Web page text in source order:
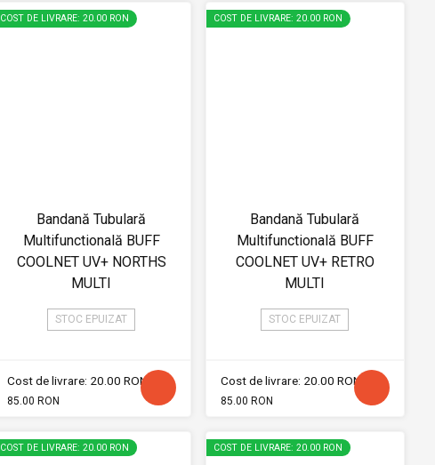
COST DE LIVRARE: 20.00 RON
Bandană Tubulară
Multifunctională BUFF
COOLNET UV+ NORTHS
MULTI
STOC EPUIZAT
Cost de livrare: 20.00 RON
85.00 RON
COST DE LIVRARE: 20.00 RON
Bandană Tubulară
Multifunctională BUFF
COOLNET UV+ RETRO
MULTI
STOC EPUIZAT
Cost de livrare: 20.00 RON
85.00 RON
COST DE LIVRARE: 20.00 RON COST DE LIVRARE: 20.00 RON